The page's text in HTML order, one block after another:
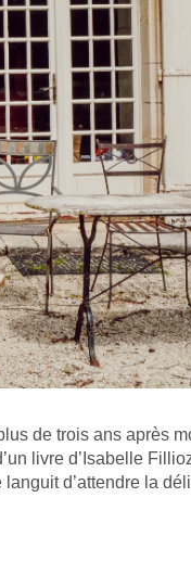
de trois ans après
livre d’Isabelle
d’attendre la